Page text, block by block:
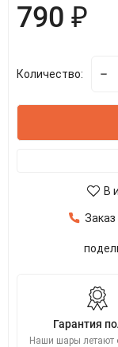
790 ₽
Количество:
В
Заказ
Гарантия
Наши шары летают